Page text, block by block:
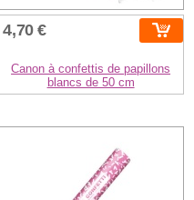
4,70 €
Canon à confettis de papillons
blancs de 50 cm